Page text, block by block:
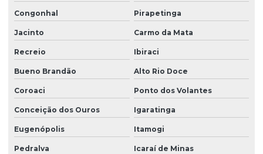
Congonhal Pirapetinga
Jacinto Carmo da Mata
Recreio Ibiraci
Bueno Brandão Alto Rio Doce
Coroaci Ponto dos Volantes
Conceição dos Ouros Igaratinga
Eugenópolis Itamogi
Pedralva Icaraí de Minas